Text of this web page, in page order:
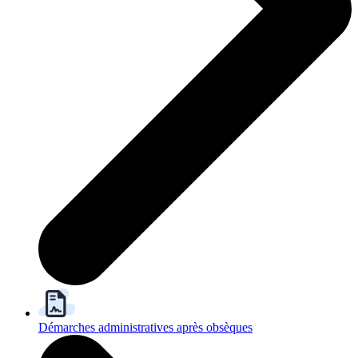
Démarches administratives après obsèques